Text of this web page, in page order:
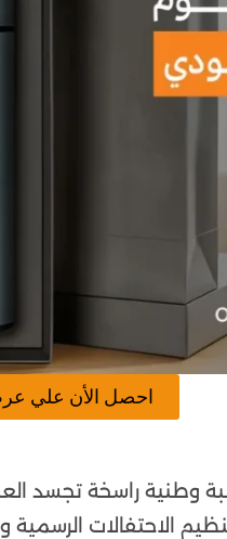
احصل الأن علي
وطنية راسخة تجسد
الاحتفالات